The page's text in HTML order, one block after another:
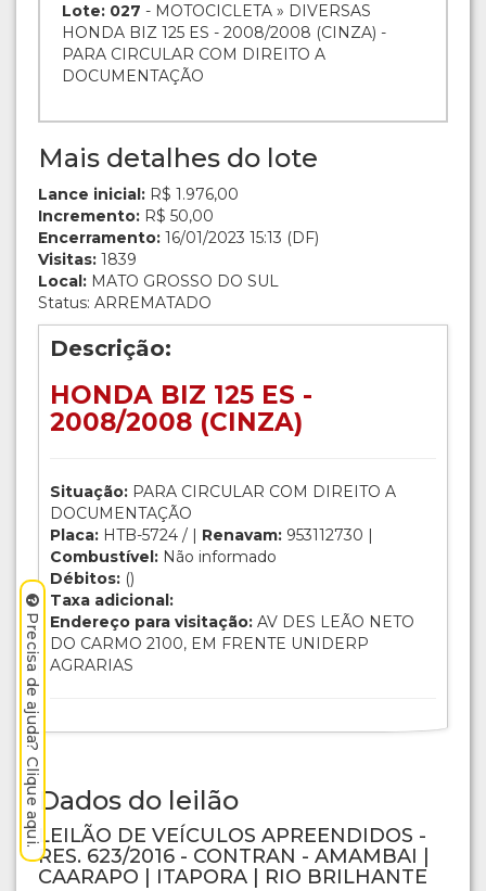
Lote: 027 - MOTOCICLETA » DIVERSAS
HONDA BIZ 125 ES - 2008/2008 (CINZA) -
PARA CIRCULAR COM DIREITO A
DOCUMENTAÇÃO
Mais detalhes do lote
Lance inicial: R$ 1.976,00
Incremento: R$ 50,00
Encerramento: 16/01/2023 15:13 (DF)
Visitas: 1839
Local: MATO GROSSO DO SUL
Status: ARREMATADO
Descrição:
HONDA BIZ 125 ES -
2008/2008 (CINZA)
Situação: PARA CIRCULAR COM DIREITO A
DOCUMENTAÇÃO
Placa: HTB-5724 / | Renavam: 953112730 |
Combustível: Não informado
Débitos: ()
Taxa adicional:
Endereço para visitação: AV DES LEÃO NETO
DO CARMO 2100, EM FRENTE UNIDERP
AGRARIAS
Dados do leilão
LEILÃO DE VEÍCULOS APREENDIDOS -
RES. 623/2016 - CONTRAN - AMAMBAI |
CAARAPO | ITAPORA | RIO BRILHANTE
Precisa de ajuda? Clique aqui.